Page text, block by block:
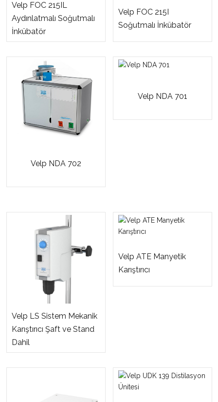
Velp FOC 215IL
Aydınlatmalı Soğutmalı
İnkübatör
Velp FOC 215I
Soğutmalı İnkübatör
Velp NDA 702
Velp NDA 701
Velp LS Sistem Mekanik
Karıştırıcı Şaft ve Stand
Dahil
Velp ATE Manyetik
Karıştırıcı